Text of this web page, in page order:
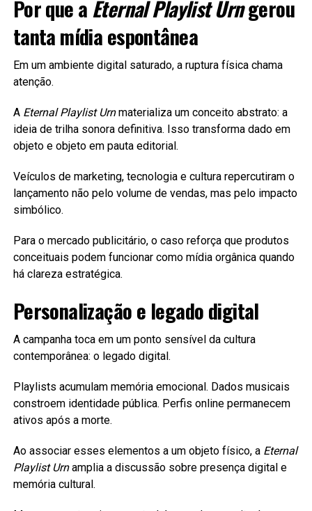
Por que a Eternal Playlist Urngerou
tanta mídia espontânea
Em um ambiente digital saturado, a ruptura física chama
atenção.
A Eternal Playlist Urnmaterializa um conceito abstrato: a
ideia de trilha sonora definitiva. Isso transforma dado em
objeto e objeto em pauta editorial.
Veículos de marketing, tecnologia e cultura repercutiram o
lançamento não pelo volume de vendas, mas pelo impacto
simbólico.
Para o mercado publicitário, o caso reforça que produtos
conceituais podem funcionar como mídia orgânica quando
há clareza estratégica.
Personalização e legado digital
A campanha toca em um ponto sensível da cultura
contemporânea: o legado digital.
Playlists acumulam memória emocional. Dados musicais
constroem identidade pública. Perfis online permanecem
ativos após a morte.
Ao associar esses elementos a um objeto físico, a Eternal
Playlist Urnamplia a discussão sobre presença digital e
memória cultural.